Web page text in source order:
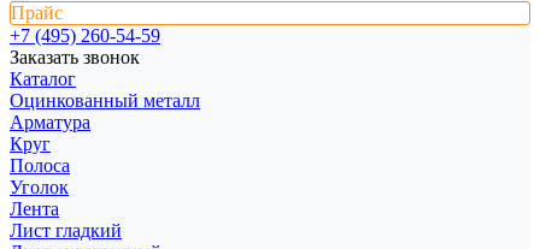
Прайс
+7 (495) 260-54-59
Заказать звонок
Каталог
Оцинкованный металл
Арматура
Круг
Полоса
Уголок
Лента
Лист гладкий